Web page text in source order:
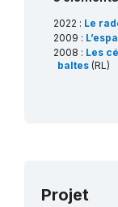
2022 : Le
2009 :
2008 : Les
baltes (RL)
Projet